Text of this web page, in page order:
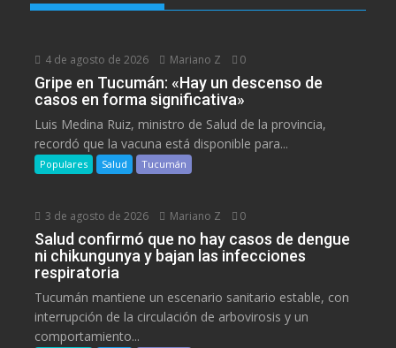
4 de agosto de 2026 Mariano Z 0
Gripe en Tucumán: «Hay un descenso de
casos en forma significativa»
Luis Medina Ruiz, ministro de Salud de la provincia,
recordó que la vacuna está disponible para...
Populares Salud Tucumán
3 de agosto de 2026 Mariano Z 0
Salud confirmó que no hay casos de dengue
ni chikungunya y bajan las infecciones
respiratoria
Tucumán mantiene un escenario sanitario estable, con
interrupción de la circulación de arbovirosis y un
comportamiento...